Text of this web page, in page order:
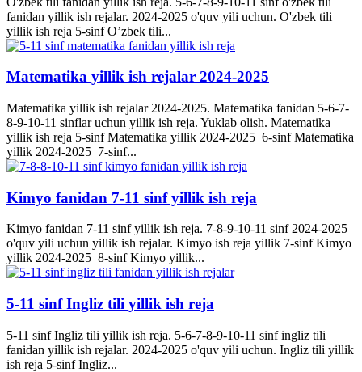
fanidan yillik ish rejalar. 2024-2025 o'quv yili uchun. O'zbek tili
yillik ish reja 5-sinf O’zbek tili...
Matematika yillik ish rejalar 2024-2025
Matematika yillik ish rejalar 2024-2025. Matematika fanidan 5-6-7-
8-9-10-11 sinflar uchun yillik ish reja. Yuklab olish. Matematika
yillik ish reja 5-sinf Matematika yillik 2024-2025 6-sinf Matematika
yillik 2024-2025 7-sinf...
Kimyo fanidan 7-11 sinf yillik ish reja
Kimyo fanidan 7-11 sinf yillik ish reja. 7-8-9-10-11 sinf 2024-2025
o'quv yili uchun yillik ish rejalar. Kimyo ish reja yillik 7-sinf Kimyo
yillik 2024-2025 8-sinf Kimyo yillik...
5-11 sinf Ingliz tili yillik ish reja
5-11 sinf Ingliz tili yillik ish reja. 5-6-7-8-9-10-11 sinf ingliz tili
fanidan yillik ish rejalar. 2024-2025 o'quv yili uchun. Ingliz tili yillik
ish reja 5-sinf Ingliz...